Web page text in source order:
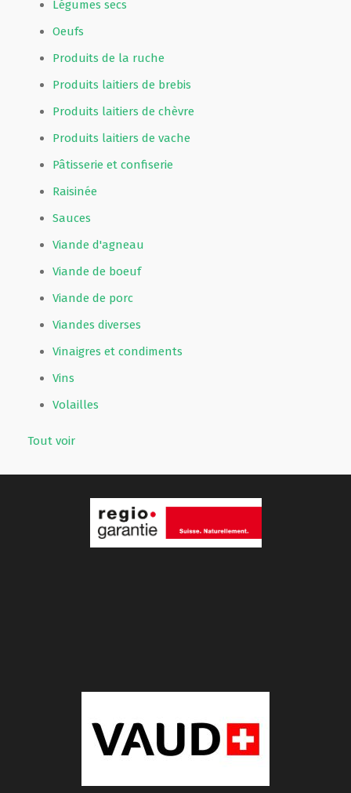
Légumes secs
Oeufs
Produits de la ruche
Produits laitiers de brebis
Produits laitiers de chèvre
Produits laitiers de vache
Pâtisserie et confiserie
Raisinée
Sauces
Viande d'agneau
Viande de boeuf
Viande de porc
Viandes diverses
Vinaigres et condiments
Vins
Volailles
Tout voir